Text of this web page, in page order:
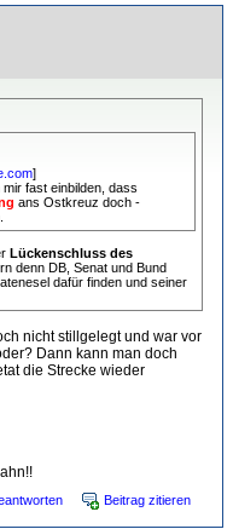
]
fast einbilden, dass
ans Ostkreuz doch -
Lückenschluss des
denn DB, Senat und Bund
dafür finden und seiner
nicht stillgelegt und war vor
Dann kann man doch
die Strecke wieder
Beitrag zitieren